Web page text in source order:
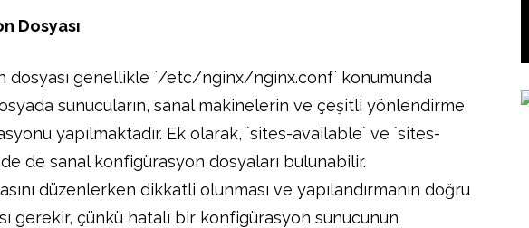
Dosyası
dosyası genellikle `/etc/nginx/nginx.conf` konumunda
sunucuların, sanal makinelerin ve çeşitli yönlendirme
yapılmaktadır. Ek olarak, `sites-available` ve `sites-
de sanal konfigürasyon dosyaları bulunabilir.
düzenlerken dikkatli olunması ve yapılandırmanın doğru
gerekir, çünkü hatalı bir konfigürasyon sunucunun